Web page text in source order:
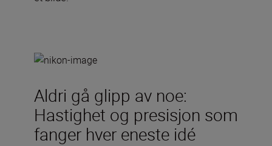
Aldri gå glipp av noe:
Hastighet og presisjon som
fanger hver eneste idé